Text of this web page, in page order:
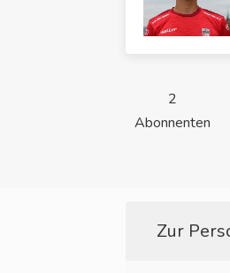
2
Abonnenten
Zur